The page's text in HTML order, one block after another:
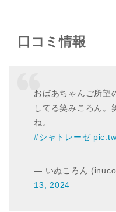
口コミ情報
おばあちゃんご所望
してる笑みころん。
ね。
#シャトレーゼ
— いぬころん
13, 2024